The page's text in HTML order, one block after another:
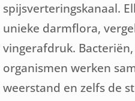
spijsverteringskanaal.
unieke darmflora,
vingerafdruk.
organismen werken
weerstand en zelfs de